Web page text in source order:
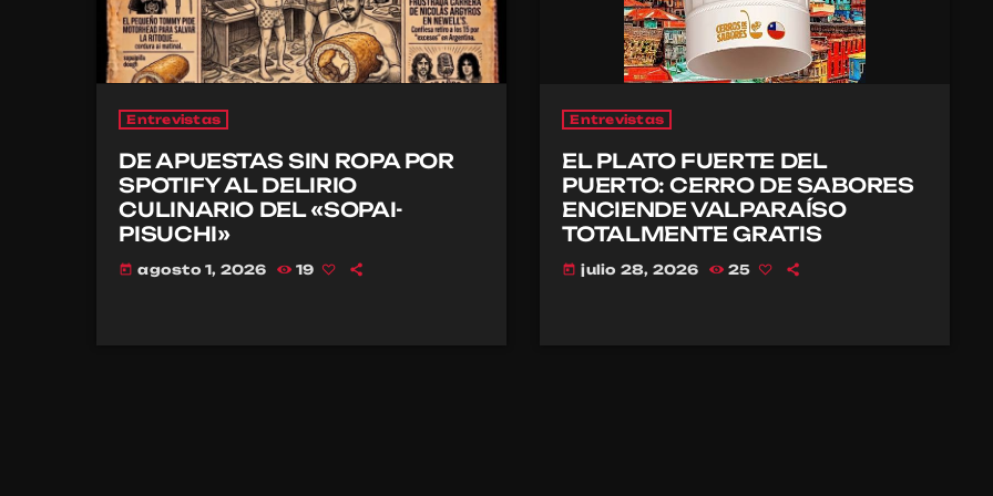
Entrevistas
DE APUESTAS SIN ROPA POR
SPOTIFY AL DELIRIO
CULINARIO DEL «SOPAI-
PISUCHI»
today agosto 1, 2026 19
Entrevistas
EL PLATO FUERTE DEL
PUERTO: CERRO DE SABORES
ENCIENDE VALPARAÍSO
TOTALMENTE GRATIS
today julio 28, 2026 25